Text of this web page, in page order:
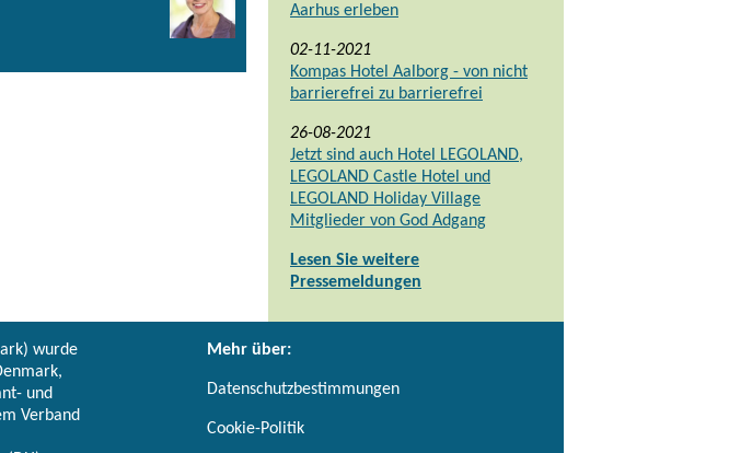
Aarhus erleben
02-11-2021
Kompas Hotel Aalborg - von nicht
barrierefrei zu barrierefrei
26-08-2021
Jetzt sind auch Hotel LEGOLAND,
LEGOLAND Castle Hotel und
LEGOLAND Holiday Village
Mitglieder von God Adgang
Lesen Sie weitere
Pressemeldungen
wurde
und
Verband
Mehr über:
Datenschutzbestimmungen
Cookie-Politik